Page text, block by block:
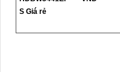
S Giá rẻ